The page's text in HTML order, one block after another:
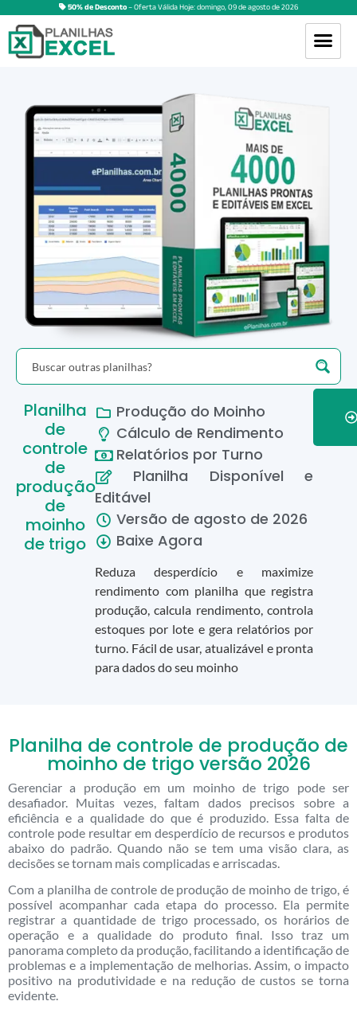
50% de Desconto– Oferta Válida Hoje:domingo,09deagostode2026
Planilha
de
controle
de
produção
de
moinho
de trigo
Produção do Moinho
Cálculo de Rendimento
Relatórios por Turno
Planilha Disponível e
Editável
Versão de agosto de 2026
Baixe Agora
Reduza desperdício e maximize
rendimento com planilha que registra
produção, calcula rendimento, controla
estoques por lote e gera relatórios por
turno. Fácil de usar, atualizável e pronta
para dados do seu moinho
Planilha de controle de produção de
moinho de trigo versão 2026
Gerenciar a produção em um moinho de trigo pode ser
desafiador. Muitas vezes, faltam dados precisos sobre a
eficiência e a qualidade do que é produzido. Essa falta de
controle pode resultar em desperdício de recursos e produtos
abaixo do padrão. Quando não se tem uma visão clara, as
decisões se tornam mais complicadas e arriscadas.
Com a planilha de controle de produção de moinho de trigo, é
possível acompanhar cada etapa do processo. Ela permite
registrar a quantidade de trigo processado, os horários de
operação e a qualidade do produto final. Isso traz um
panorama completo da produção, facilitando a identificação de
problemas e a implementação de melhorias. Assim, o impacto
positivo na produtividade e na redução de custos se torna
evidente.